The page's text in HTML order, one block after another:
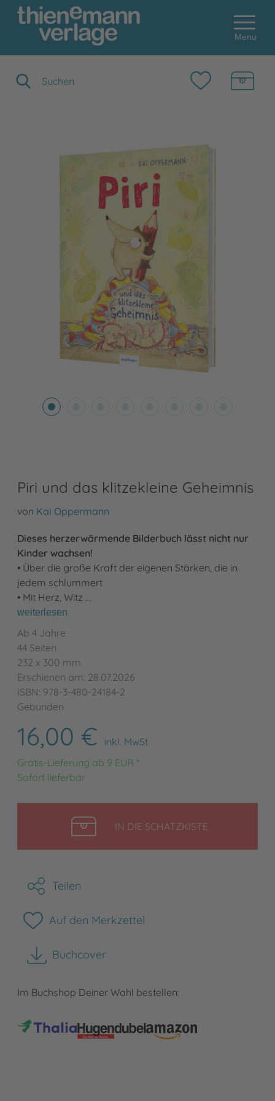
Menu
Piri und das klitzekleine Geheimnis
von Kai Oppermann
Dieses herzerwärmende Bilderbuch lässt nicht nur
Kinder wachsen!
• Über die große Kraft der eigenen Stärken, die in
jedem schlummert
• Mit Herz, Witz …
weiterlesen
Ab 4 Jahre
44 Seiten
232 x 300 mm
Erschienen am: 28.07.2026
ISBN: 978-3-480-24184-2
Gebunden
16,00 €
inkl. MwSt
Gratis-Lieferung ab 9 EUR *
Sofort lieferbar
IN DIE SCHATZKISTELEGEN
Teilen
Auf den Merkzettel
Buchcover
herunterladen
Im Buchshop Deiner Wahl bestellen: